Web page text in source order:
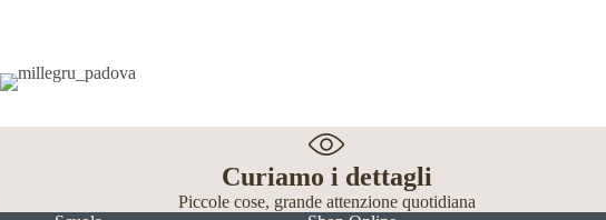
Curiamo i dettagli
Piccole cose, grande attenzione quotidiana